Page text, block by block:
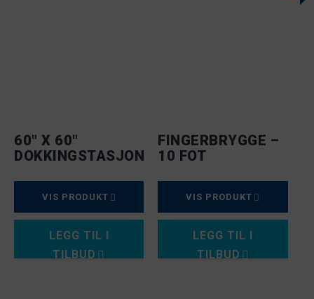
60" X 60"
DOKKINGSTASJON
VIS PRODUKT
LEGG TIL I
TILBUD
FINGERBRYGGE –
10 FOT
VIS PRODUKT
LEGG TIL I
TILBUD